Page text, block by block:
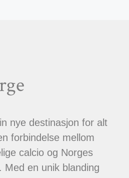
nye destinasjon for alt
forbindelse mellom
calcio og Norges
Med en unik blanding